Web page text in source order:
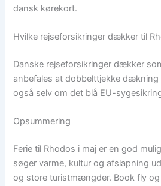
dansk kørekort.
Hvilke rejseforsikringer dækker til
Danske rejseforsikringer dækker
anbefales at dobbelttjekke dækning
også selv om det blå EU-
Opsummering
Ferie til Rhodos i maj er en god
søger varme, kultur og afslapning
og store turistmængder. Book fly